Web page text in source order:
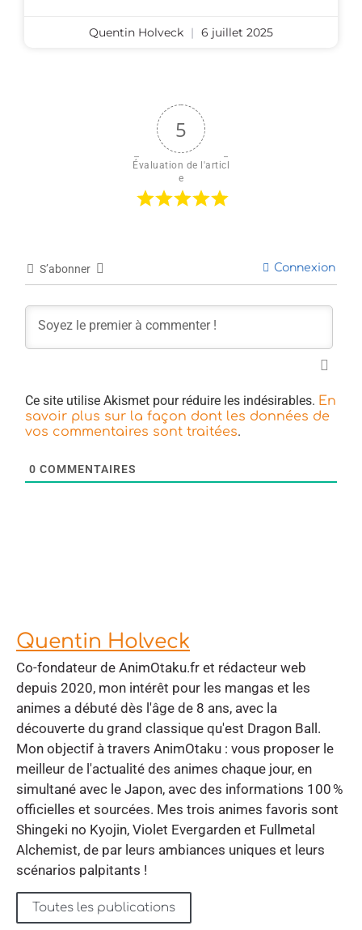
Quentin Holveck 6 juillet 2025
5
Évaluation de l'articl
e
S’abonner Connexion
Ce site utilise Akismet pour réduire les indésirables. En
savoir plus sur la façon dont les données de
vos commentaires sont traitées.
0 COMMENTAIRES
Quentin Holveck
Co-fondateur de AnimOtaku.fr et rédacteur web
depuis 2020, mon intérêt pour les mangas et les
animes a débuté dès l'âge de 8 ans, avec la
découverte du grand classique qu'est Dragon Ball.
Mon objectif à travers AnimOtaku : vous proposer le
meilleur de l'actualité des animes chaque jour, en
simultané avec le Japon, avec des informations 100 %
officielles et sourcées. Mes trois animes favoris sont
Shingeki no Kyojin, Violet Evergarden et Fullmetal
Alchemist, de par leurs ambiances uniques et leurs
scénarios palpitants !
Toutes les publications